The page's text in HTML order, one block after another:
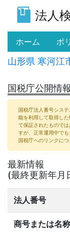
法人
ホーム (current)
ポ
山形県 寒河江
国税庁公開情報
国税庁法人番号シス
能を利用して取得し
て保証されたもので
すが、正常運用中で
国税庁へのリンクにつ
最新情報
(最終更新年
法人番号
商号または名称